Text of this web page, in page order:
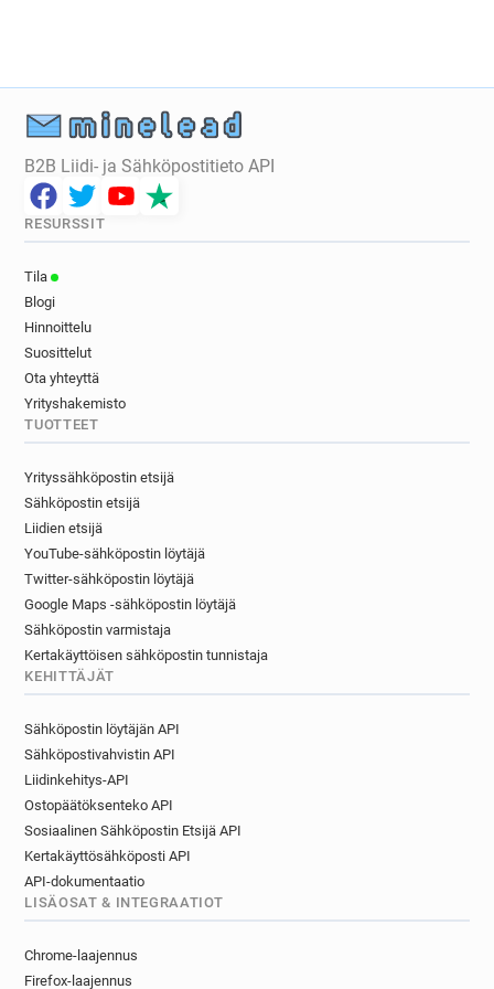
j************@edgehill.ac.uk
a************@edgehill.ac.uk
l*********@edgehill.ac.uk
v***********@edgehill.ac.uk
i*********@edgehill.ac.uk
l**********@edgehill.ac.uk
t*********@edgehill.ac.uk
u*****@edgehill.ac.uk
v*******@edgehill.ac.uk
i*********@edgehill.ac.uk
l********@edgehill.ac.uk
l************@edgehill.ac.uk
s***********@edgehill.ac.uk
d************@edgehill.ac.uk
m*********@edgehill.ac.uk
z***********@edgehill.ac.uk
v********@edgehill.ac.uk
l********@edgehill.ac.uk
k*****@edgehill.ac.uk
b************@edgehill.ac.uk
c************@edgehill.ac.uk
x*********@edgehill.ac.uk
p**********@edgehill.ac.uk
l********@edgehill.ac.uk
f********@edgehill.ac.uk
z********@edgehill.ac.uk
u***********@edgehill.ac.uk
B2B Liidi- ja Sähköpostitieto API
RESURSSIT
Tila
Blogi
Hinnoittelu
Suosittelut
Ota yhteyttä
Yrityshakemisto
TUOTTEET
Yrityssähköpostin etsijä
Sähköpostin etsijä
Liidien etsijä
YouTube-sähköpostin löytäjä
Twitter-sähköpostin löytäjä
Google Maps -sähköpostin löytäjä
Sähköpostin varmistaja
Kertakäyttöisen sähköpostin tunnistaja
KEHITTÄJÄT
Sähköpostin löytäjän API
Sähköpostivahvistin API
Liidinkehitys-API
Ostopäätöksenteko API
Sosiaalinen Sähköpostin Etsijä API
Kertakäyttösähköposti API
API-dokumentaatio
LISÄOSAT & INTEGRAATIOT
Chrome-laajennus
Firefox-laajennus